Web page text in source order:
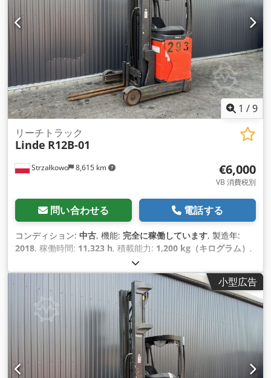
1 /9
Strzałkowo 8,615 km
リーチトラック
Linde R12B-01
€6,000
VB 消費税別
問い合わせる 電話する
コンディション: 中古, 機能: 完全に稼働しています, 製造年:
2018, 稼働時間: 11,323 h, 積載能力: 1,200 kg（キログラム） ,
, フリーリフト:2,407 mm
マスト型式:トリプレックス, 建設高:3,074 mm, 駆動方式:
Elektro
小型広告